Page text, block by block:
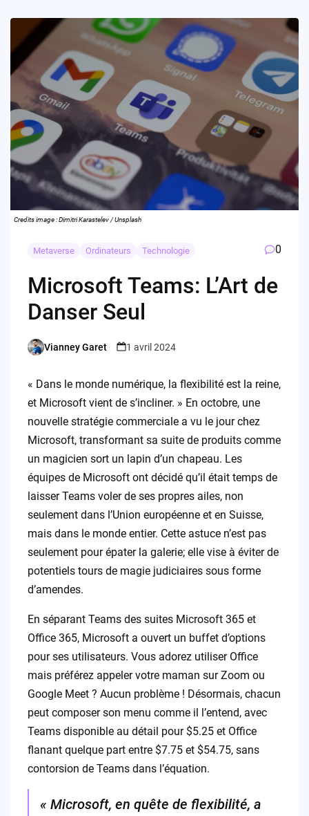
Credits image : Dimitri Karastelev / Unsplash
Metaverse Ordinateurs Technologie 0
Microsoft Teams: L’Art de
Danser Seul
Posted
Vianney Garet 1 avril 2024
« Dans le monde numérique, la flexibilité est la reine,
et Microsoft vient de s’incliner. » En octobre, une
nouvelle stratégie commerciale a vu le jour chez
Microsoft, transformant sa suite de produits comme
un magicien sort un lapin d’un chapeau. Les
équipes de Microsoft ont décidé qu’il était temps de
laisser Teams voler de ses propres ailes, non
seulement dans l’Union européenne et en Suisse,
mais dans le monde entier. Cette astuce n’est pas
seulement pour épater la galerie; elle vise à éviter de
potentiels tours de magie judiciaires sous forme
d’amendes.
En séparant Teams des suites Microsoft 365 et
Office 365, Microsoft a ouvert un buffet d’options
pour ses utilisateurs. Vous adorez utiliser Office
mais préférez appeler votre maman sur Zoom ou
Google Meet ? Aucun problème ! Désormais, chacun
peut composer son menu comme il l’entend, avec
Teams disponible au détail pour $5.25 et Office
flanant quelque part entre $7.75 et $54.75, sans
contorsion de Teams dans l’équation.
« Microsoft, en quête de flexibilité, a